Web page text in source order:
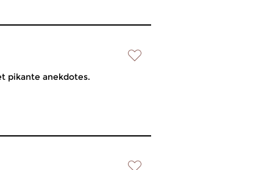
pikante anekdotes.